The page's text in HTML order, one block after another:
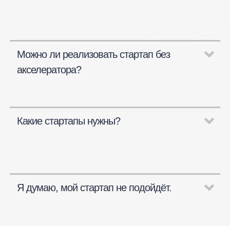
Можно ли реализовать стартап без
акселератора?
Какие стартапы нужны?
Я думаю, мой стартап не подойдёт.